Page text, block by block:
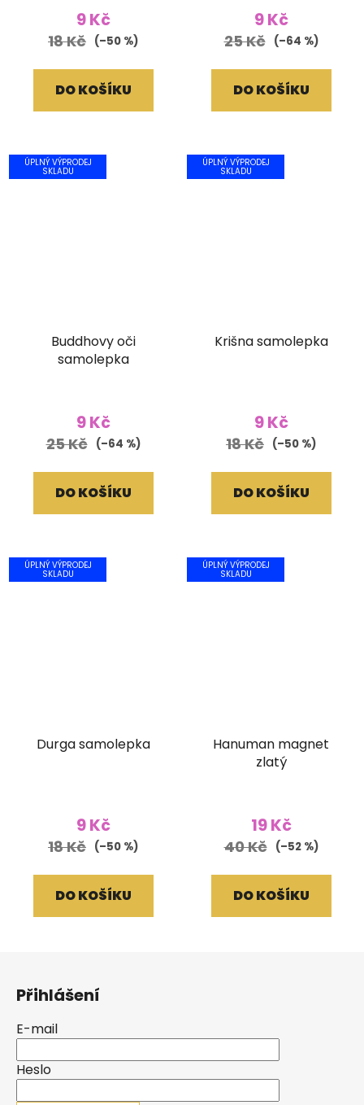
9 Kč
18 Kč (–50 %)
DO KOŠÍKU
9 Kč
25 Kč (–64 %)
DO KOŠÍKU
ÚPLNÝ VÝPRODEJ
SKLADU
Buddhovy oči
samolepka
9 Kč
25 Kč (–64 %)
DO KOŠÍKU
ÚPLNÝ VÝPRODEJ
SKLADU
Krišna samolepka
9 Kč
18 Kč (–50 %)
DO KOŠÍKU
ÚPLNÝ VÝPRODEJ
SKLADU
Durga samolepka
9 Kč
18 Kč (–50 %)
DO KOŠÍKU
ÚPLNÝ VÝPRODEJ
SKLADU
Hanuman magnet
zlatý
19 Kč
40 Kč (–52 %)
DO KOŠÍKU
Přihlášení
E-mail
Heslo